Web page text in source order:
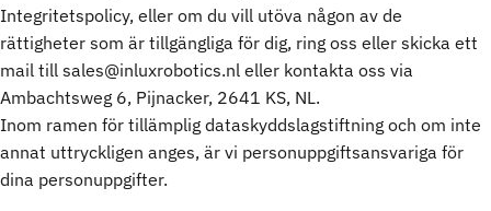
Integritetspolicy, eller om du vill utöva någon av de
rättigheter som är tillgängliga för dig, ring oss eller skicka ett
mail till sales@inluxrobotics.nl eller kontakta oss via
Ambachtsweg 6, Pijnacker, 2641 KS, NL.
Inom ramen för tillämplig dataskyddslagstiftning och om inte
annat uttryckligen anges, är vi personuppgiftsansvariga för
dina personuppgifter.